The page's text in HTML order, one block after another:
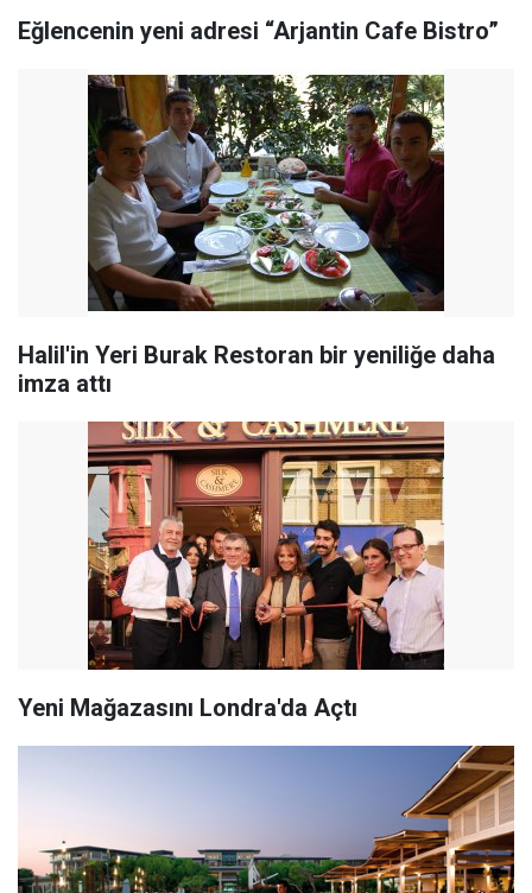
Eğlencenin yeni adresi “Arjantin Cafe Bistro”
Halil'in Yeri Burak Restoran bir yeniliğe daha
imza attı
Yeni Mağazasını Londra'da Açtı